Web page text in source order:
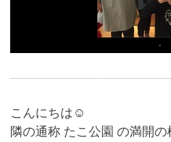
こんにちは☺︎
隣の通称 たこ公園 の満開